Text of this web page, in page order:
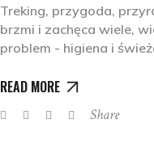
Treking, przygoda,
brzmi i zachęca wiele,
problem - higiena i
READ MORE
Share